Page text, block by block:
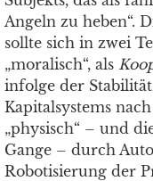
Angeln zu heben“.
sollte sich in zwei
„moralisch“, als
infolge der
Kapitalsystems
„physisch“ – und
Gange – durch
Robotisierung der